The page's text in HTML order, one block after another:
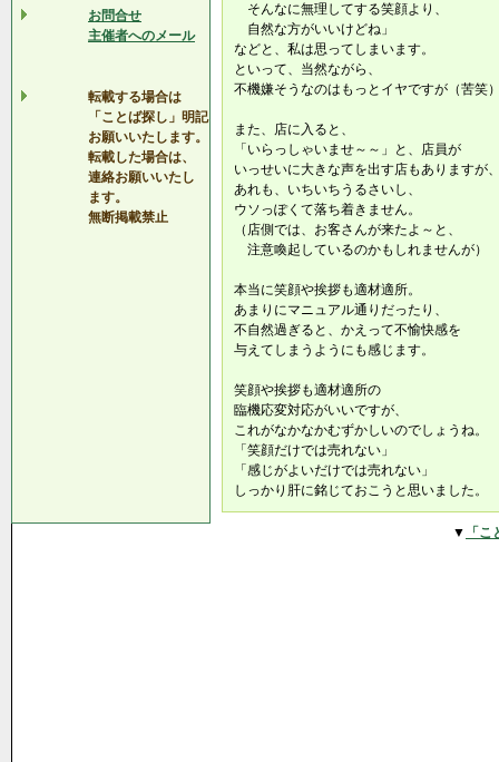
お問合せ
主催者へのメール
転載する場合は
「ことば探し」明記
お願いいたします。
転載した場合は、
連絡お願いいたし
ます。
無断掲載禁止
そんなに無理してする笑顔より、
自然な方がいいけどね」
などと、私は思ってしまいます。
といって、当然ながら、
不機嫌そうなのはもっとイヤですが（苦笑
また、店に入ると、
「いらっしゃいませ～～」と、店員が
いっせいに大きな声を出す店もありますが
あれも、いちいちうるさいし、
ウソっぽくて落ち着きません。
（店側では、お客さんが来たよ～と、
注意喚起しているのかもしれませんが）
本当に笑顔や挨拶も適材適所。
あまりにマニュアル通りだったり、
不自然過ぎると、かえって不愉快感を
与えてしまうようにも感じます。
笑顔や挨拶も適材適所の
臨機応変対応がいいですが、
これがなかなかむずかしいのでしょうね。
「笑顔だけでは売れない」
「感じがよいだけでは売れない」
しっかり肝に銘じておこうと思いました。
▼ 「